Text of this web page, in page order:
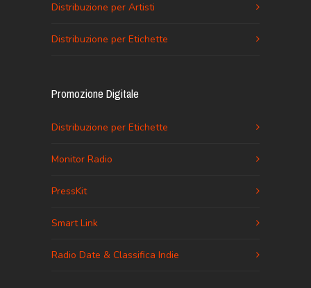
Distribuzione per Artisti
Distribuzione per Etichette
Promozione Digitale
Distribuzione per Etichette
Monitor Radio
PressKit
Smart Link
Radio Date & Classifica Indie